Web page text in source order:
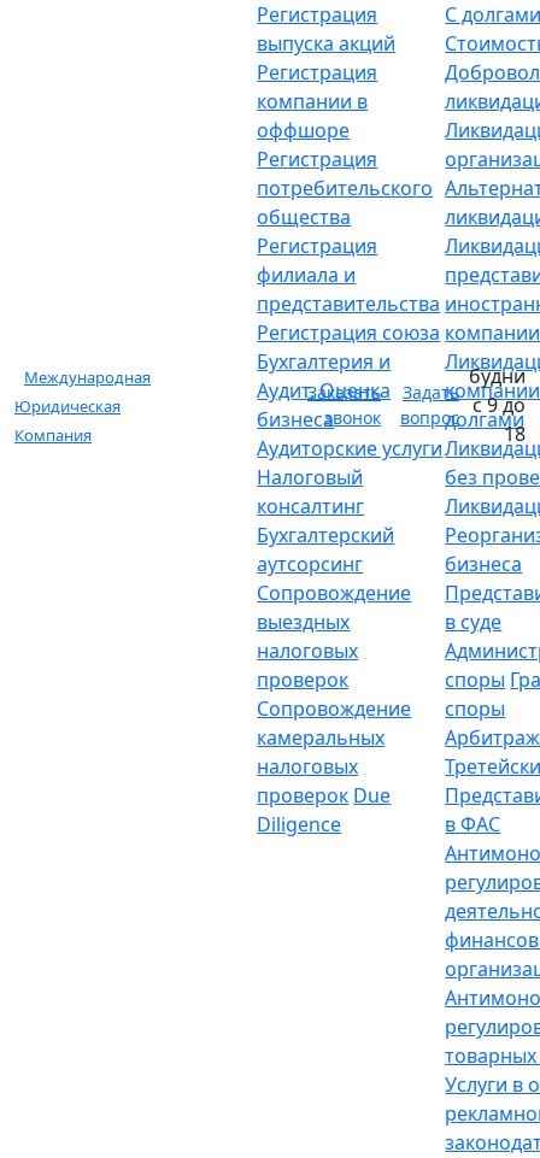
Международная
Юридическая
Компания
Регистрация
выпуска акций
Регистрация
компании в
оффшоре
Регистрация
потребительского
общества
Регистрация
филиала и
представительства
Регистрация союза
Бухгалтерия и
Аудит. Оценка
бизнеса
Аудиторские услуги
Налоговый
консалтинг
Бухгалтерский
аутсорсинг
Сопровождение
выездных
налоговых
проверок
Сопровождение
камеральных
налоговых
проверок Due
Diligence
С
компании
долгами
без
бизнеса
в суде
споры
споры
в ФАС
Услуги в
Заказать
звонок
Задать
вопрос
будни
с 9 до
18